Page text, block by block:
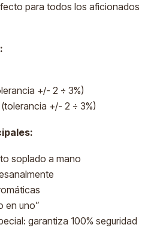
para todos los aficionados
+/- 2 ÷ 3%)
+/- 2 ÷ 3%)
soplado a mano
en uno”
garantiza 100% seguridad